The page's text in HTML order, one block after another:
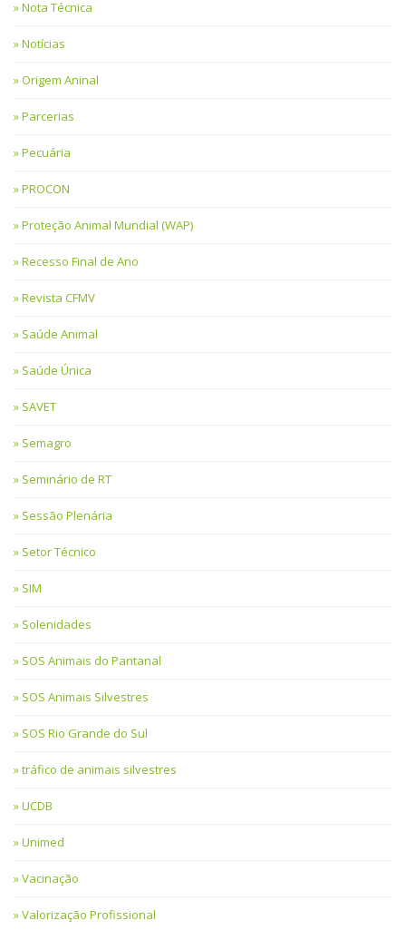
Nota Técnica
Notícias
Origem Aninal
Parcerias
Pecuária
PROCON
Proteção Animal Mundial (WAP)
Recesso Final de Ano
Revista CFMV
Saúde Animal
Saúde Única
SAVET
Semagro
Seminário de RT
Sessão Plenária
Setor Técnico
SIM
Solenidades
SOS Animais do Pantanal
SOS Animais Silvestres
SOS Rio Grande do Sul
tráfico de animais silvestres
UCDB
Unimed
Vacinação
Valorização Profissional